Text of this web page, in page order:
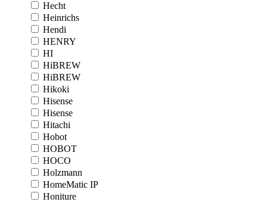
Hecht
Heinrichs
Hendi
HENRY
HI
HiBREW
HiBREW
Hikoki
Hisense
Hisense
Hitachi
Hobot
HOBOT
HOCO
Holzmann
HomeMatic IP
Honiture